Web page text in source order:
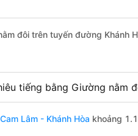
đôi trên tuyến đường Khánh
tiếng bằng Giường nằm
Lâm - Khánh Hòa khoảng